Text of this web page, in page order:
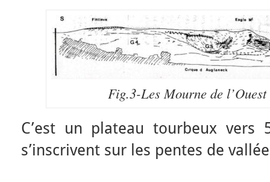
Fig.3-Les Mourne de l’Ouest
C’est un plateau tourbeux vers
s’inscrivent sur les pentes de